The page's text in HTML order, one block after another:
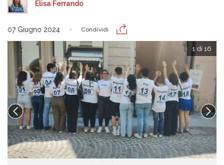
Elisa Ferrando
07 Giugno 2024 Condividi
1 di 16